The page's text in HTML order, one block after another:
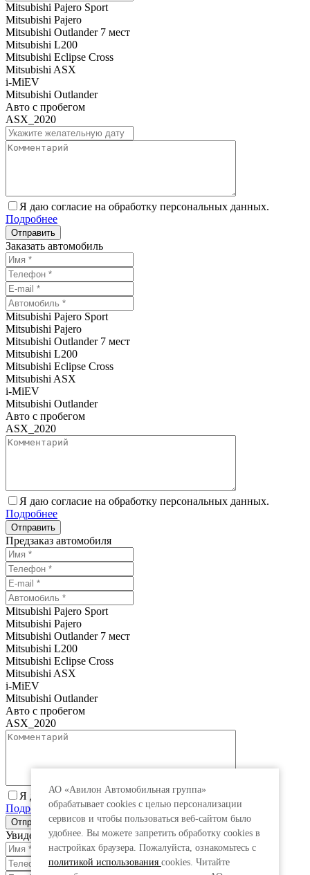
АО «Авилон Автомобильная группа»
обрабатывает cookies с целью персонализации
сервисов и чтобы пользоваться веб-сайтом было
удобнее. Вы можете запретить обработку сookies в
настройках браузера. Пожалуйста, ознакомьтесь с
политикой использования cookies. Читайте
Mitsubishi Pajero Sport
Mitsubishi Pajero
Mitsubishi Outlander 7 мест
Mitsubishi L200
Mitsubishi Eclipse Cross
Mitsubishi ASX
i-MiEV
Mitsubishi Outlander
Авто с пробегом
ASX_2020
Я даю согласие на обработку персональных данных.
Подробнее
Заказать автомобиль
Mitsubishi Pajero Sport
Mitsubishi Pajero
Mitsubishi Outlander 7 мест
Mitsubishi L200
Mitsubishi Eclipse Cross
Mitsubishi ASX
i-MiEV
Mitsubishi Outlander
Авто с пробегом
ASX_2020
Я даю согласие на обработку персональных данных.
Подробнее
Предзаказ автомобиля
Mitsubishi Pajero Sport
Mitsubishi Pajero
Mitsubishi Outlander 7 мест
Mitsubishi L200
Mitsubishi Eclipse Cross
Mitsubishi ASX
i-MiEV
Mitsubishi Outlander
Авто с пробегом
ASX_2020
Я даю согласие на обработку персональных данных.
Подробнее
Увидеть специальную цену